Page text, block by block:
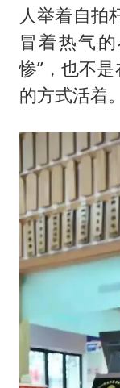
人举着自拍
冒着热气
惨”，也不
的方式活着。